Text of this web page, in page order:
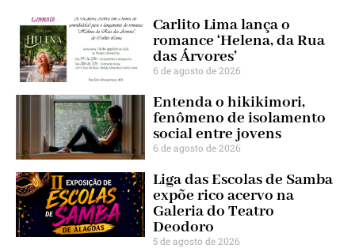
Carlito Lima lança o
romance ‘Helena, da Rua
das Árvores’
6 de agosto de 2026
Entenda o hikikimori,
fenômeno de isolamento
social entre jovens
6 de agosto de 2026
Liga das Escolas de Samba
expõe rico acervo na
Galeria do Teatro
Deodoro
5 de agosto de 2026